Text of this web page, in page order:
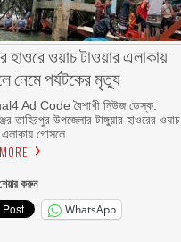
হাওরে ওয়াচ টাওয়ার এলাকায়
নেমে পর্যটকের মৃত্যু
Ad Code বৈশাখী নিউজ ডেস্ক:
তাহিরপুর উপজেলার টাঙ্গুয়ার হাওরের ওয়াচ
এলাকায় গোসলে
করুন
WhatsApp